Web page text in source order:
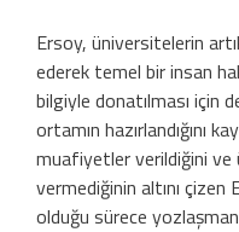
Ersoy, üniversitelerin
ederek temel bir insan
bilgiyle donatılması için
ortamın hazırlandığını
muafiyetler verildiğini ve
vermediğinin altını
olduğu sürece